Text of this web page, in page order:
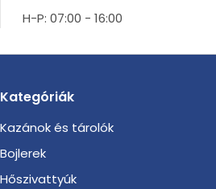
H-P: 07:00 - 16:00
Kategóriák
Kazánok és tárolók
Bojlerek
Hőszivattyúk